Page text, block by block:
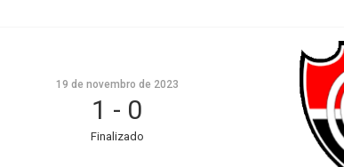
19 de novembro de 2023
1 - 0
Finalizado